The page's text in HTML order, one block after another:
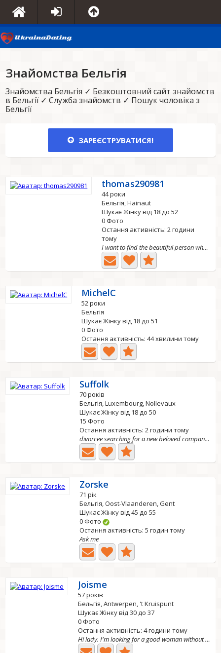
Знайомства Бельгія
Знайомства Бельгія ✓ Безкоштовний сайт знайомств
в Бельгії ✓ Служба знайомств ✓ Пошук чоловіка з
Бельгії
ЗАРЕЄСТРУВАТИСЯ!
thomas290981
44 роки
Бельгія, Hainaut
Шукає Жінку від 18 до 52
0 Фото
Остання активність: 2 години
тому
I want to find the beautiful person who will make my...
MichelC
52 роки
Бельгія
Шукає Жінку від 18 до 51
0 Фото
Остання активність: 44 хвилини тому
Suffolk
70 років
Бельгія, Luxembourg, Nollevaux
Шукає Жінку від 18 до 50
15 Фото
Остання активність: 2 години тому
divorcee searching for a new beloved companion to can...
Zorske
71 рік
Бельгія, Oost-Vlaanderen, Gent
Шукає Жінку від 45 до 55
0 Фото
Остання активність: 5 годин тому
Ask me
Joisme
57 років
Бельгія, Antwerpen, 't Kruispunt
Шукає Жінку від 30 до 37
0 Фото
Остання активність: 4 години тому
Hi lady. I'm looking for a good woman without children,...